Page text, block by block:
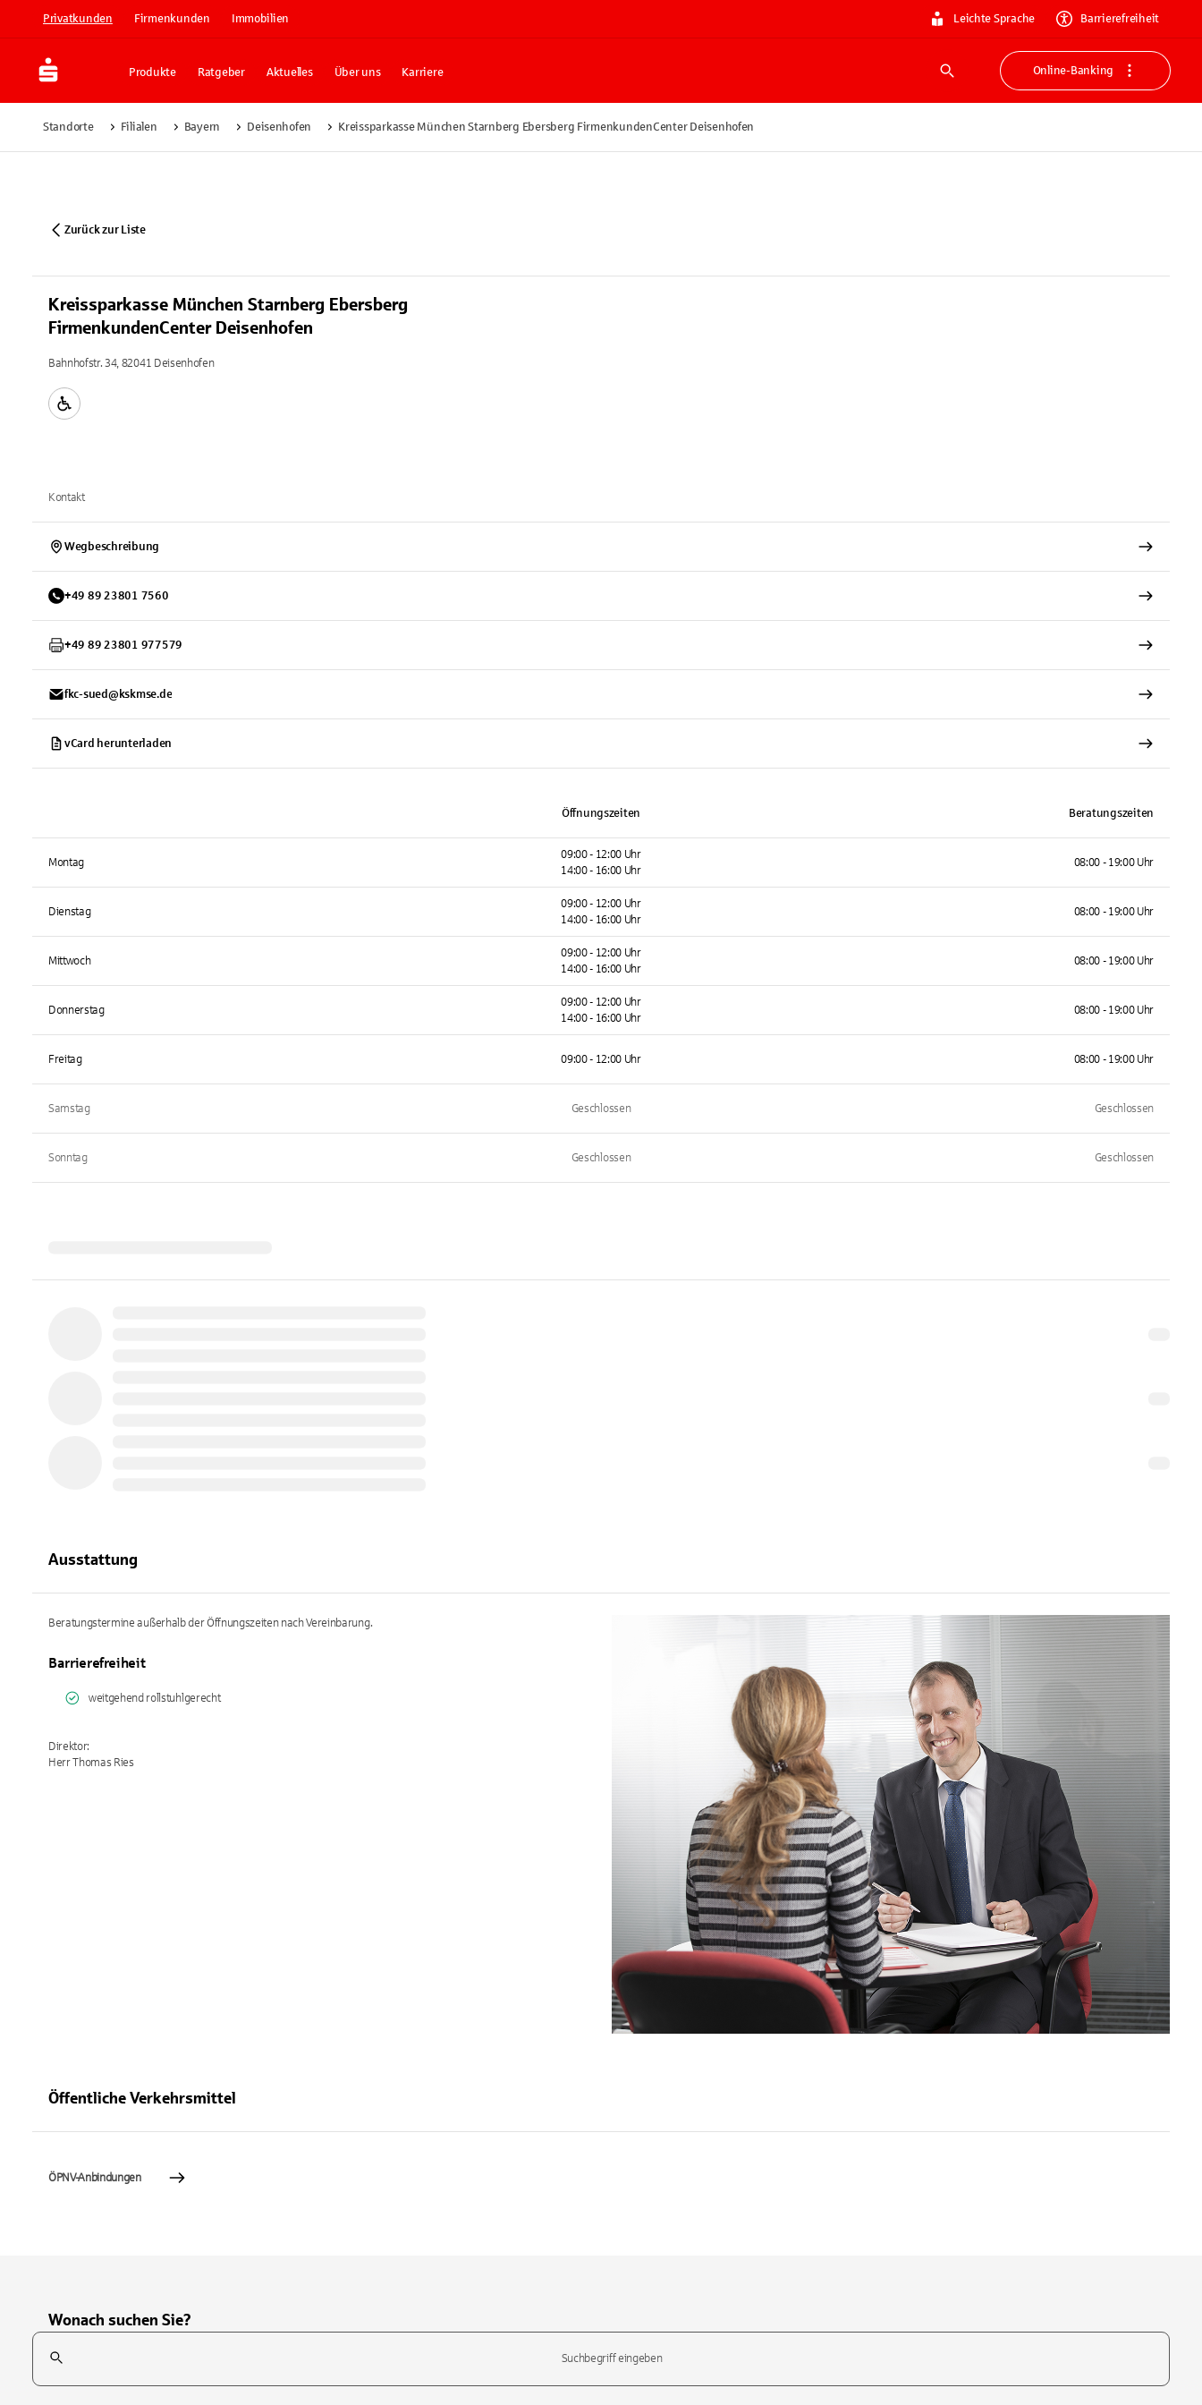
Privatkunden Firmenkunden Immobilien Leichte Sprache Barrierefreiheit
Produkte Ratgeber Aktuelles Über uns Karriere
Suche
Online-Banking
Standorte Filialen Bayern Deisenhofen Kreissparkasse München Starnberg Ebersberg FirmenkundenCenter Deisenhofen
Zurück zur Liste
Kreissparkasse München Starnberg Ebersberg
FirmenkundenCenter Deisenhofen
Bahnhofstr. 34, 82041 Deisenhofen
Kontakt
Wegbeschreibung
+49 89 23801 7560
+49 89 23801 977579
fkc-sued@kskmse.de
vCard herunterladen
Öffnungszeiten Beratungszeiten
Montag
09:00 - 12:00 Uhr
14:00 - 16:00 Uhr
08:00 - 19:00 Uhr
Dienstag
09:00 - 12:00 Uhr
14:00 - 16:00 Uhr
08:00 - 19:00 Uhr
Mittwoch
09:00 - 12:00 Uhr
14:00 - 16:00 Uhr
08:00 - 19:00 Uhr
Donnerstag
09:00 - 12:00 Uhr
14:00 - 16:00 Uhr
08:00 - 19:00 Uhr
Freitag 09:00 - 12:00 Uhr 08:00 - 19:00 Uhr
Samstag Geschlossen Geschlossen
Sonntag Geschlossen Geschlossen
Ausstattung
Beratungstermine außerhalb der Öffnungszeiten nach Vereinbarung.
Barrierefreiheit
weitgehend rollstuhlgerecht
Direktor:
Herr Thomas Ries
Öffentliche Verkehrsmittel
ÖPNV-Anbindungen
Wonach suchen Sie?
Suchfeld